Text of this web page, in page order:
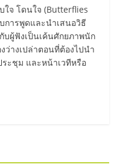
จ โดนใจ (Butterflies
การพูดและนำเสนอวิธี
บผู้ฟังเป็นเค้นศักยภาพนัก
างเปล่าตอนที่ต้องไปนำ
ะชุม และหน้าเวทีหรือ